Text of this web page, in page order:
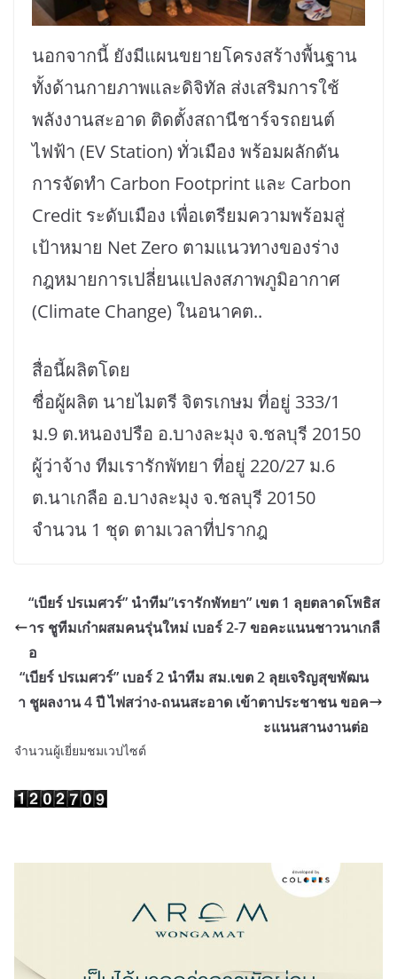
นอกจากนี้ ยังมีแผนขยายโครงสร้างพื้นฐาน
ทั้งด้านกายภาพและดิจิทัล ส่งเสริมการใช้
พลังงานสะอาด ติดตั้งสถานีชาร์จรถยนต์
ไฟฟ้า (EV Station) ทั่วเมือง พร้อมผลักดัน
การจัดทำ Carbon Footprint และ Carbon
Credit ระดับเมือง เพื่อเตรียมความพร้อมสู่
เป้าหมาย Net Zero ตามแนวทางของร่าง
กฎหมายการเปลี่ยนแปลงสภาพภูมิอากาศ
(Climate Change) ในอนาคต..
สื่อนี้ผลิตโดย
ชื่อผู้ผลิต นายไมตรี จิตรเกษม ที่อยู่ 333/1
ม.9 ต.หนองปรือ อ.บางละมุง จ.ชลบุรี 20150
ผู้ว่าจ้าง ทีมเรารักพัทยา ที่อยู่ 220/27 ม.6
ต.นาเกลือ อ.บางละมุง จ.ชลบุรี 20150
จำนวน 1 ชุด ตามเวลาที่ปรากฎ
“เบียร์ ปรเมศวร์” นำทีม”เรารักพัทยา” เขต 1 ลุยตลาดโพธิส
าร ชูทีมเก๋าผสมคนรุ่นใหม่ เบอร์ 2-7 ขอคะแนนชาวนาเกลื
อ
“เบียร์ ปรเมศวร์” เบอร์ 2 นำทีม สม.เขต 2 ลุยเจริญสุขพัฒน
า ชูผลงาน 4 ปี ไฟสว่าง-ถนนสะอาด เข้าตาประชาชน ขอค
ะแนนสานงานต่อ
จำนวนผู้เยี่ยมชมเวปไซต์